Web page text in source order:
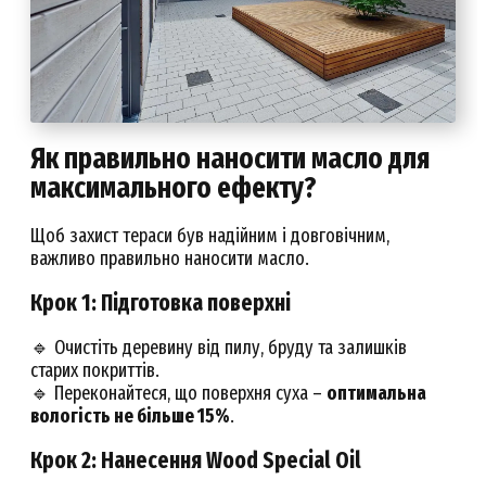
Як правильно наносити масло для
максимального ефекту?
Щоб захист тераси був надійним і довговічним,
важливо правильно наносити масло.
Крок 1: Підготовка поверхні
🔹 Очистіть деревину від пилу, бруду та залишків
старих покриттів.
🔹 Переконайтеся, що поверхня суха – оптимальна
вологість не більше 15%.
Крок 2: Нанесення Wood Special Oil